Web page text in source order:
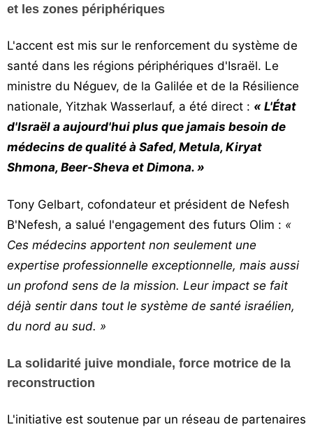
et les zones périphériques
L'accent est mis sur le renforcement du système de
santé dans les régions périphériques d'Israël. Le
ministre du Néguev, de la Galilée et de la Résilience
nationale, Yitzhak Wasserlauf, a été direct : « L'État
d'Israël a aujourd'hui plus que jamais besoin de
médecins de qualité à Safed, Metula, Kiryat
Shmona, Beer-Sheva et Dimona. »
Tony Gelbart, cofondateur et président de Nefesh
B'Nefesh, a salué l'engagement des futurs Olim : «
Ces médecins apportent non seulement une
expertise professionnelle exceptionnelle, mais aussi
un profond sens de la mission. Leur impact se fait
déjà sentir dans tout le système de santé israélien,
du nord au sud. »
La solidarité juive mondiale, force motrice de la
reconstruction
L'initiative est soutenue par un réseau de partenaires